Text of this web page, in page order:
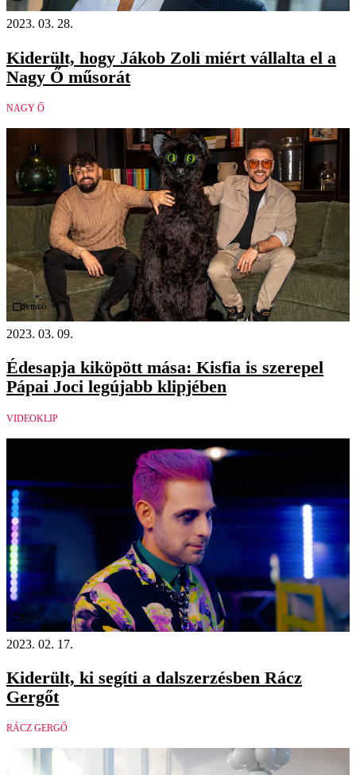
2023. 03. 28.
Kiderült, hogy Jákob Zoli miért vállalta el a
Nagy Ő műsorát
NAGY Ő
Videó
2023. 03. 09.
Édesapja kiköpött mása: Kisfia is szerepel
Pápai Joci legújabb klipjében
VIDEOKLIP
Videó
2023. 02. 17.
Kiderült, ki segíti a dalszerzésben Rácz
Gergőt
RÁCZ GERGŐ